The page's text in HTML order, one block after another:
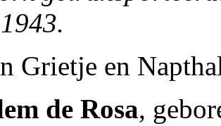
Grietje en
de Rosa,